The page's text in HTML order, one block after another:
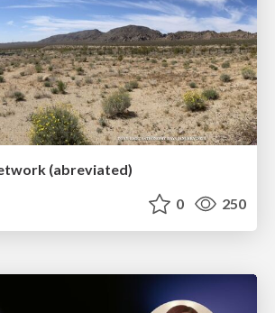
(abreviated)
0 250